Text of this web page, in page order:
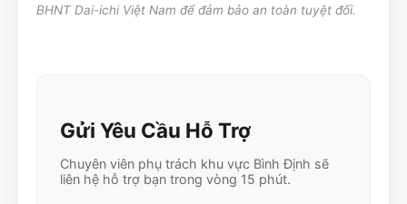
BHNT Dai-ichi Việt Nam để đảm bảo an toàn tuyệt đối.
Gửi Yêu Cầu Hỗ Trợ
Chuyên viên phụ trách khu vực Bình Định sẽ
liên hệ hỗ trợ bạn trong vòng 15 phút.